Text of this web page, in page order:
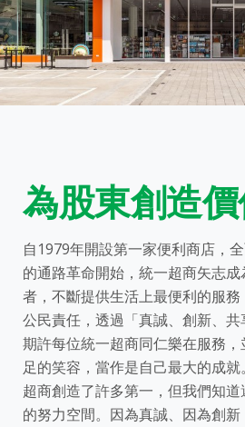
為股東創造
自1979年開設第一家便利商店，
的通路革命開始，統一超商矢志
者，不斷提供生活上最便利的服
公民責任，透過「真誠、創新、共
期許每位統一超商同仁樂在服務
足的笑容，當作是自己最大的成
超商創造了許多第一，但我們知
的努力空間。因為真誠、因為創